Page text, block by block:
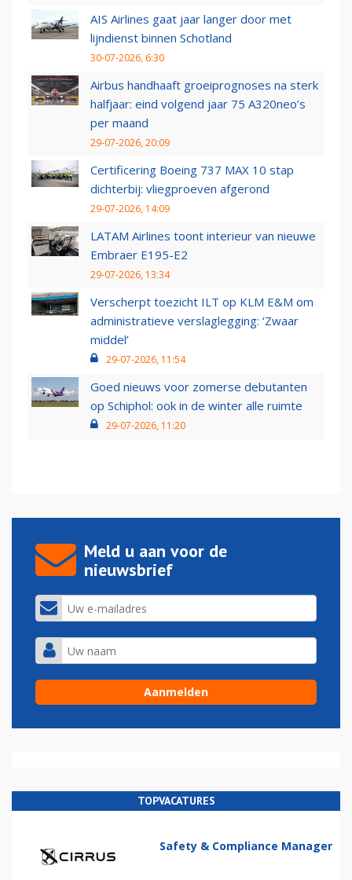
AIS Airlines gaat jaar langer door met
lijndienst binnen Schotland
30-07-2026, 6:30
Airbus handhaaft groeiprognoses na sterk
halfjaar: eind volgend jaar 75 A320neo’s
per maand
29-07-2026, 20:09
Certificering Boeing 737 MAX 10 stap
dichterbij: vliegproeven afgerond
29-07-2026, 14:09
LATAM Airlines toont interieur van nieuwe
Embraer E195-E2
29-07-2026, 13:34
Verscherpt toezicht ILT op KLM E&M om
administratieve verslaglegging: ‘Zwaar
middel’
29-07-2026, 11:54
Goed nieuws voor zomerse debutanten
op Schiphol: ook in de winter alle ruimte
29-07-2026, 11:20
Meld u aan voor de
nieuwsbrief
TOPVACATURES
Safety & Compliance Manager